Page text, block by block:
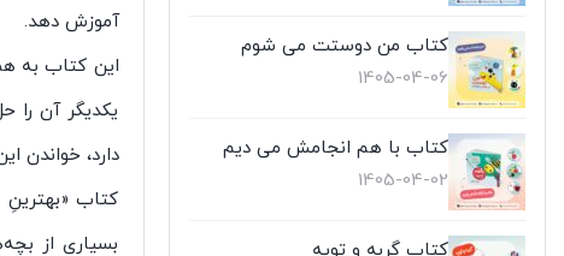
کتاب من دوستت می شوم
1405-04-06
کتاب با هم انجامش می دیم
1405-04-02
کتاب گربه و توپه
آموزش دهد.
این کتاب به
یکدیگر آن را
دارد، خواندن
کتاب
بسیاری از